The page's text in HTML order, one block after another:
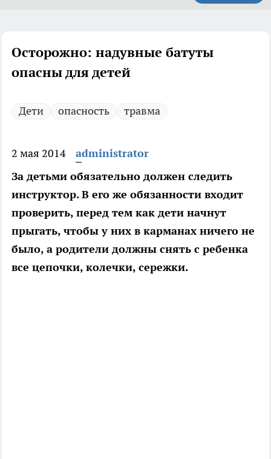
Осторожно: надувные батуты
опасны для детей
Дети опасность травма
2 мая 2014
administrator
За детьми обязательно должен следить
инструктор. В его же обязанности входит
проверить, перед тем как дети начнут
прыгать, чтобы у них в карманах ничего не
было, а родители должны снять с ребенка
все цепочки, колечки, сережки.